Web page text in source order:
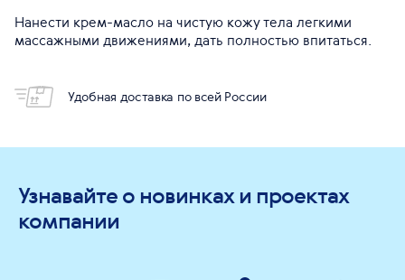
Нанести крем-масло на чистую кожу тела легкими
массажными движениями, дать полностью впитаться.
Удобная доставка по всей России
Узнавайте о новинках и проектах
компании